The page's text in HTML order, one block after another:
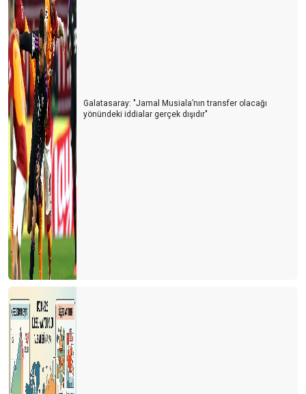
Galatasaray: "Jamal Musiala’nın transfer olacağı
yönündeki iddialar gerçek dışıdır"